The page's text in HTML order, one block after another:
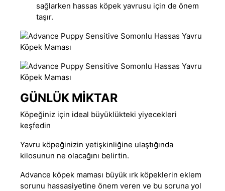
sağlarken hassas köpek yavrusu için de önem
taşır.
GÜNLÜK MİKTAR
Köpeğiniz için ideal büyüklükteki yiyecekleri
keşfedin
Yavru köpeğinizin yetişkinliğine ulaştığında
kilosunun ne olacağını belirtin.
Advance köpek maması büyük ırk köpeklerin eklem
sorunu hassasiyetine önem veren ve bu soruna yol